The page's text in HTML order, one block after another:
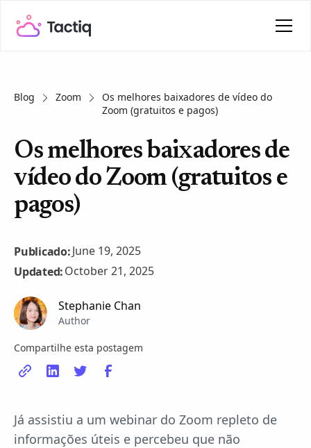
Blog Zoom
Os melhores baixadores de vídeo do
Zoom (gratuitos e pagos)
Os melhores baixadores de
vídeo do Zoom (gratuitos e
pagos)
Publicado:June 19, 2025
Updated:October 21, 2025
Stephanie Chan
Author
Compartilhe esta postagem
Já assistiu a um webinar do Zoom repleto de
informações úteis e percebeu que não